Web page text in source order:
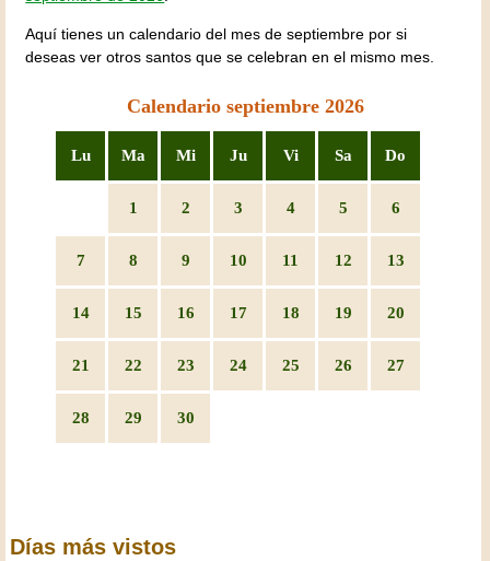
Aquí tienes un calendario del mes de septiembre por si
deseas ver otros santos que se celebran en el mismo mes.
Calendario septiembre 2026
Lu Ma Mi Ju Vi Sa Do
1 2 3 4 5 6
7 8 9 10 11 12 13
14 15 16 17 18 19 20
21 22 23 24 25 26 27
28 29 30
Días más vistos